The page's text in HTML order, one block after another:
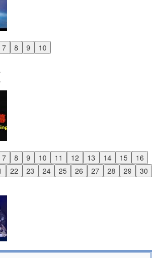
7 8 9 10
7 8 9 10 11 12 13 14 15
16
22 23 24 25 26 27 28 29
30